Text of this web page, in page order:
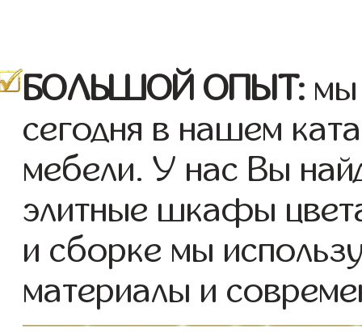
БОЛЬШОЙ ОПЫТ: мы
сегодня в нашем
мебели. У нас Вы
элитные шкафы
и сборке мы
материалы и